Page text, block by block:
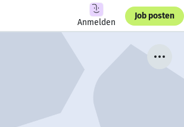
Anmelden
Job posten